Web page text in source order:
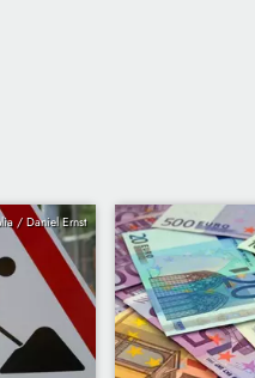
/ Daniel Ernst